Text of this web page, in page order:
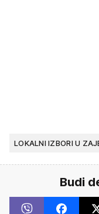
LOKALNI IZBORI U
Budi